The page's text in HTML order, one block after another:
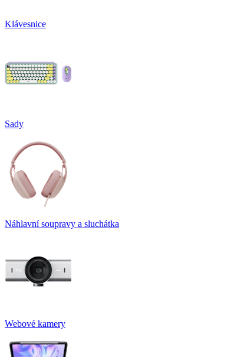
Klávesnice
Sady
Náhlavní soupravy a sluchátka
Webové kamery